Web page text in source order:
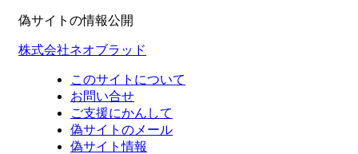
偽サイトの情報公開
株式会社ネオブラッド
このサイトについて
お問い合せ
ご支援にかんして
偽サイトのメール
偽サイト情報